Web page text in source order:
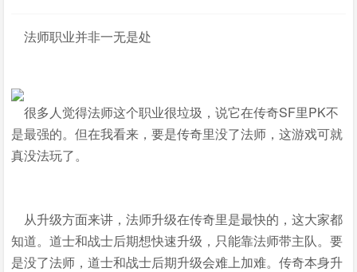
法师职业并非一无是处
很多人觉得法师这个职业很垃圾，说它在传奇SF里PK不
是最强的。但在我看来，要是传奇里没了法师，这游戏可就
真没法玩了。
从升级方面来讲，法师升级在传奇里是最快的，这大家都
知道。道士和战士后期想快速升级，只能靠法师带主队。要
是没了法师，道士和战士后期升级会难上加难。传奇本身升